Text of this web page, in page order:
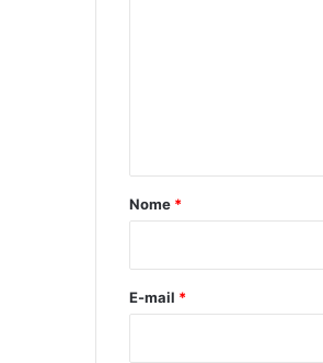
r
*
Nome *
E-mail *